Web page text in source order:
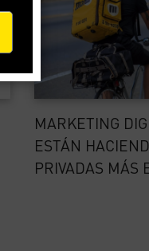
MARKETING
ESTÁN
PRIVADAS MÁS